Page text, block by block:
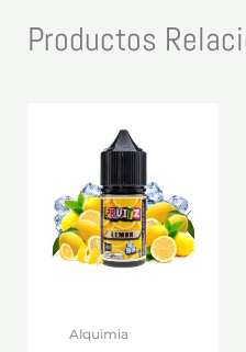
Productos
Alquimia